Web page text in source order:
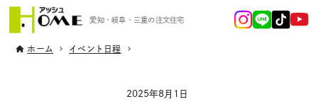
愛知・岐阜・三重の注文住宅
ホーム イベント日程
2025年8月1日